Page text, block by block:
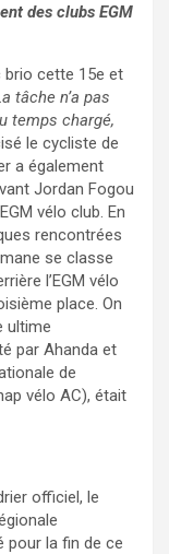
des clubs EGM
brio cette 15e et
tâche n’a pas
temps chargé,
le cycliste de
a également
Jordan Fogou
vélo club. En
rencontrées
se classe
l’EGM vélo
place. On
ultime
par Ahanda et
de
vélo AC), était
officiel, le
pour la fin de ce